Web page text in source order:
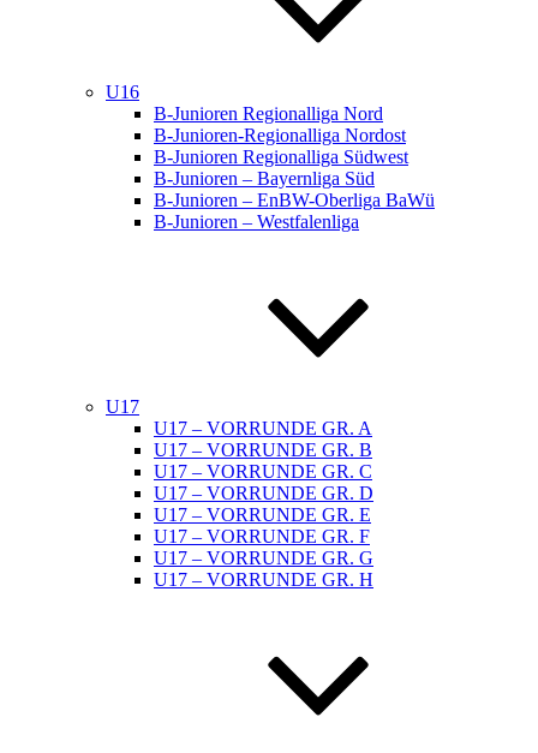
U16
B-Junioren Regionalliga Nord
B-Junioren-Regionalliga Nordost
B-Junioren Regionalliga Südwest
B-Junioren – Bayernliga Süd
B-Junioren – EnBW-Oberliga BaWü
B-Junioren – Westfalenliga
U17
U17 – VORRUNDE GR. A
U17 – VORRUNDE GR. B
U17 – VORRUNDE GR. C
U17 – VORRUNDE GR. D
U17 – VORRUNDE GR. E
U17 – VORRUNDE GR. F
U17 – VORRUNDE GR. G
U17 – VORRUNDE GR. H